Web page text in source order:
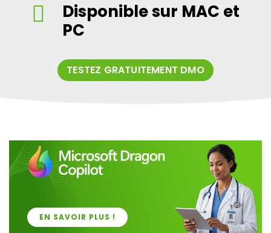
Disponible sur MAC et
PC
TESTEZ GRATUITEMENT DMO
EN SAVOIR PLUS !